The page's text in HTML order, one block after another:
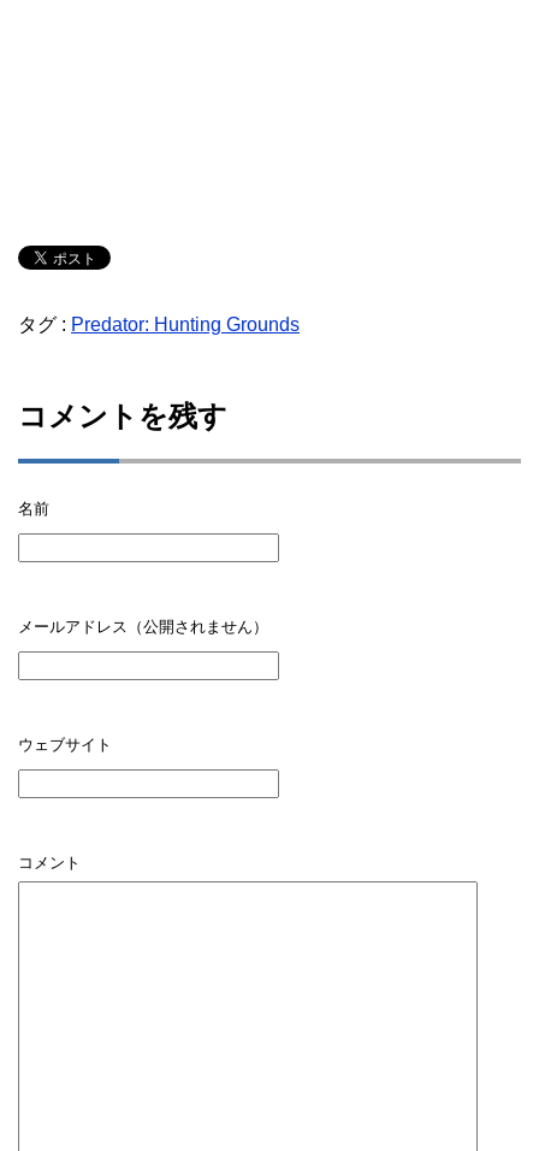
タグ : Predator: Hunting Grounds
コメントを残す
名前
メールアドレス（公開されません）
ウェブサイト
コメント